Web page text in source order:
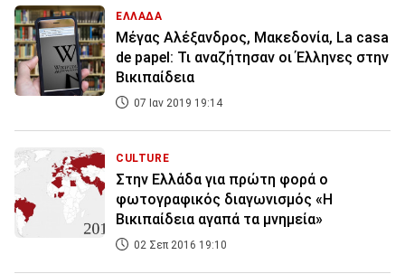
ΕΛΛΑΔΑ
Μέγας Αλέξανδρος, Μακεδονία, La casa
de papel: Τι αναζήτησαν οι Έλληνες στην
Βικιπαίδεια
07 Ιαν 2019 19:14
CULTURE
Στην Ελλάδα για πρώτη φορά ο
φωτογραφικός διαγωνισμός «Η
Βικιπαίδεια αγαπά τα μνημεία»
02 Σεπ 2016 19:10